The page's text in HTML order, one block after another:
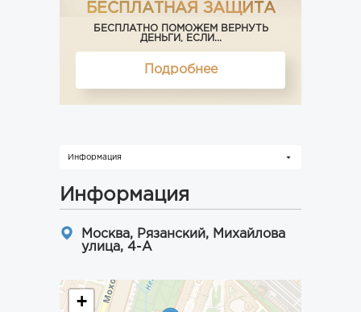
БЕСПЛАТНАЯ ЗАЩИТА
БЕСПЛАТНО ПОМОЖЕМ ВЕРНУТЬ
ДЕНЬГИ, ЕСЛИ...
Подробнее
Информация
Информация
Москва, Рязанский, Михайлова
улица, 4-А
+